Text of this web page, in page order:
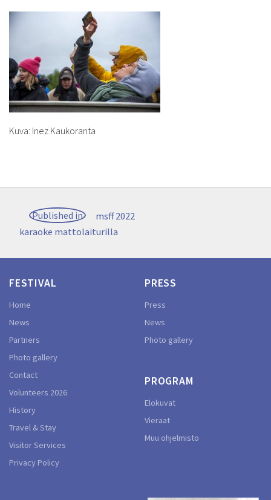
Kuva: Inez Kaukoranta
Post
navigation
Published in
msff 2022
karaoke mattolaiturilla
FESTIVAL
Home
News
Partners
Photo gallery
Contact
Volunteers 2026
History
Travel & Stay
Visitor Services
Privacy Policy
PRESS
Press
News
Photo gallery
PROGRAM
Elokuvat
Vieraat
Muu ohjelmisto